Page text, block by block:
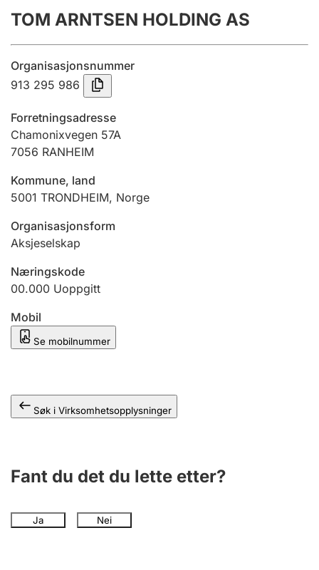
Årsregnskap
Innsending og forsinkelsesgebyr
Tinglysing
Jeger
Ektepaktveileder
Offentlig sektor
Andre tema
TOM ARNTSEN HOLDING AS
Organisasjonsnummer
913 295 986
Forretningsadresse
Chamonixvegen 57A
7056 RANHEIM
Kommune, land
5001 TRONDHEIM, Norge
Organisasjonsform
Aksjeselskap
Næringskode
00.000 Uoppgitt
Mobil
Se mobilnummer
Søk i Virksomhetsopplysninger
Fant du det du lette etter?
Ja Nei